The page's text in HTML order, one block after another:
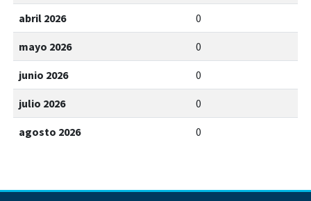
abril 2026 0
mayo 2026 0
junio 2026 0
julio 2026 0
agosto 2026 0